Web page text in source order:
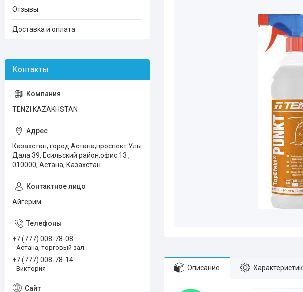
Описание
Отзывы
Доставка и оплата
TENZI KAZAKHSTAN
Казахстан, город Астана,проспект Улы
Дала 39, Есильский район,офис 13 ,
010000, Астана, Казахстан
Айгерим
+7 (777) 008-78-08
Астана, торговый зал
+7 (777) 008-78-14
Виктория